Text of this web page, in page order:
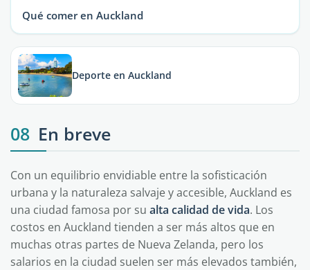
Qué comer en Auckland
Deporte en Auckland
08 En breve
Con un equilibrio envidiable entre la sofisticación
urbana y la naturaleza salvaje y accesible, Auckland es
una ciudad famosa por su alta calidad de vida. Los
costos en Auckland tienden a ser más altos que en
muchas otras partes de Nueva Zelanda, pero los
salarios en la ciudad suelen ser más elevados también,